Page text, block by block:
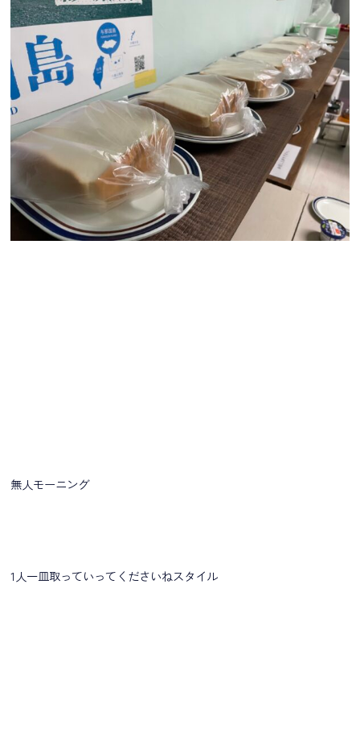
無人モーニング
1人一皿取っていってくださいねスタイル